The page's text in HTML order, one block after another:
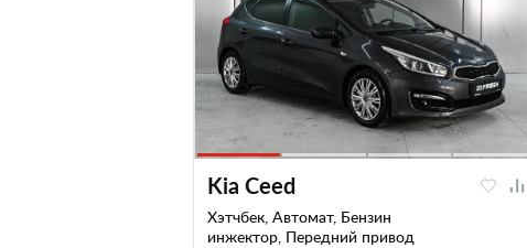
Kia Ceed
Хэтчбек, Автомат, Бензин
инжектор, Передний привод